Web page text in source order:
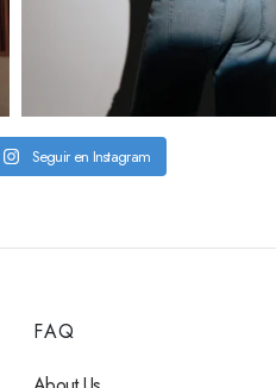
Seguir en Instagram
FAQ